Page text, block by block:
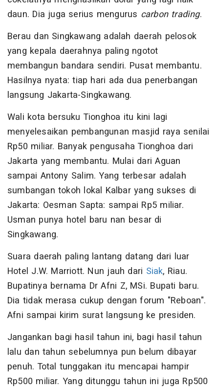
daun. Dia juga serius mengurus carbon trading.
Berau dan Singkawang adalah daerah pelosok
yang kepala daerahnya paling ngotot
membangun bandara sendiri. Pusat membantu.
Hasilnya nyata: tiap hari ada dua penerbangan
langsung Jakarta-Singkawang.
Wali kota bersuku Tionghoa itu kini lagi
menyelesaikan pembangunan masjid raya senilai
Rp50 miliar. Banyak pengusaha Tionghoa dari
Jakarta yang membantu. Mulai dari Aguan
sampai Antony Salim. Yang terbesar adalah
sumbangan tokoh lokal Kalbar yang sukses di
Jakarta: Oesman Sapta: sampai Rp5 miliar.
Usman punya hotel baru nan besar di
Singkawang.
Suara daerah paling lantang datang dari luar
Hotel J.W. Marriott. Nun jauh dari Siak, Riau.
Bupatinya bernama Dr Afni Z, MSi. Bupati baru.
Dia tidak merasa cukup dengan forum "Reboan".
Afni sampai kirim surat langsung ke presiden.
Jangankan bagi hasil tahun ini, bagi hasil tahun
lalu dan tahun sebelumnya pun belum dibayar
penuh. Total tunggakan itu mencapai hampir
Rp500 miliar. Yang ditunggu tahun ini juga Rp500